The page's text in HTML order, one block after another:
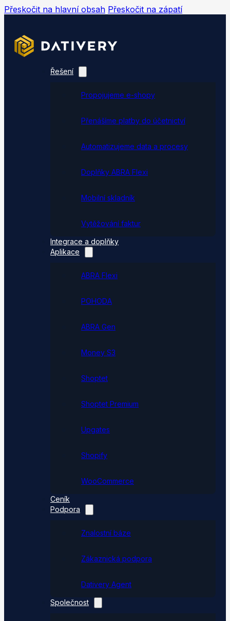
Přeskočit na hlavní obsah Přeskočit na zápatí
Řešení
Propojujeme e-shopy
Přenášíme platby do účetnictví
Automatizujeme data a procesy
Doplňky ABRA Flexi
Mobilní skladník
Vytěžování faktur
Integrace a doplňky
Aplikace
ABRA Flexi
POHODA
ABRA Gen
Money S3
Shoptet
Shoptet Premium
Upgates
Shopify
WooCommerce
Ceník
Podpora
Znalostní báze
Zákaznická podpora
Dativery Agent
Společnost